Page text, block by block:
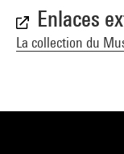
Enlaces
La collection du